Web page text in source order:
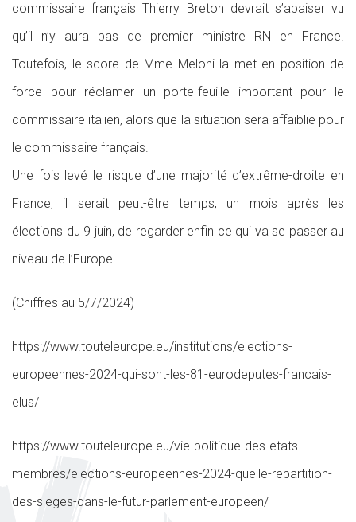
commissaire français Thierry Breton devrait s’apaiser vu
qu’il n’y aura pas de premier ministre RN en France.
Toutefois, le score de Mme Meloni la met en position de
force pour réclamer un porte-feuille important pour le
commissaire italien, alors que la situation sera affaiblie pour
le commissaire français.
Une fois levé le risque d’une majorité d’extrême-droite en
France, il serait peut-être temps, un mois après les
élections du 9 juin, de regarder enfin ce qui va se passer au
niveau de l’Europe.
(Chiffres au 5/7/2024)
https://www.touteleurope.eu/institutions/elections-
europeennes-2024-qui-sont-les-81-eurodeputes-francais-
elus/
https://www.touteleurope.eu/vie-politique-des-etats-
membres/elections-europeennes-2024-quelle-repartition-
des-sieges-dans-le-futur-parlement-europeen/